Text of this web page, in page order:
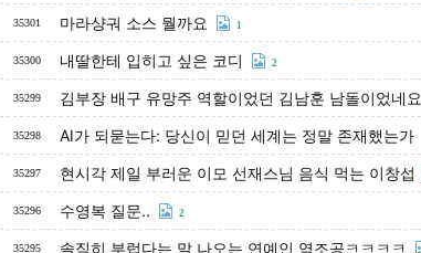
35301 마라샹궈 소스 뭘까요 1
35300 내딸한테 입히고 싶은 코디 2
35299 김부장 배구 유망주 역할이었던 김남훈 남돌이었네요
35298 AI가 되묻는다: 당신이 믿던 세계는 정말 존재했는가
35297 현시각 제일 부러운 이모 선재스님 음식 먹는 이창섭
35296 수영복 질문.. 2
35295 솔직히 부럽다는 말 나오는 연예인 역조공ㅋㅋㅋㅋ